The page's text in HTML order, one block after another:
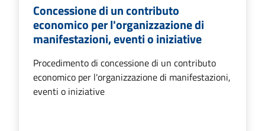
Concessione di un contributo
economico per l'organizzazione di
manifestazioni, eventi o iniziative
Procedimento di concessione di un contributo
economico per l'organizzazione di manifestazioni,
eventi o iniziative